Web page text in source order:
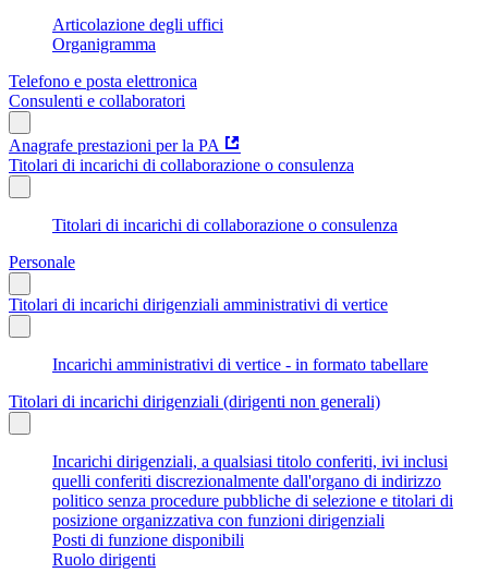
Articolazione degli uffici
Organigramma
Telefono e posta elettronica
Consulenti e collaboratori
Anagrafe prestazioni per la PA
Titolari di incarichi di collaborazione o consulenza
Titolari di incarichi di collaborazione o consulenza
Personale
Titolari di incarichi dirigenziali amministrativi di vertice
Incarichi amministrativi di vertice - in formato tabellare
Titolari di incarichi dirigenziali (dirigenti non generali)
Incarichi dirigenziali, a qualsiasi titolo conferiti, ivi inclusi
quelli conferiti discrezionalmente dall'organo di indirizzo
politico senza procedure pubbliche di selezione e titolari di
posizione organizzativa con funzioni dirigenziali
Posti di funzione disponibili
Ruolo dirigenti